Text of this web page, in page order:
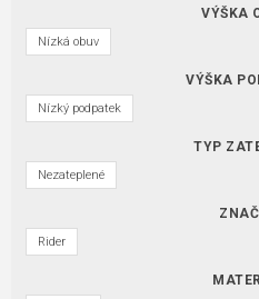
VÝŠKA
Nízká obuv
VÝŠKA
Nízký podpatek
TYP
Nezateplené
Rider